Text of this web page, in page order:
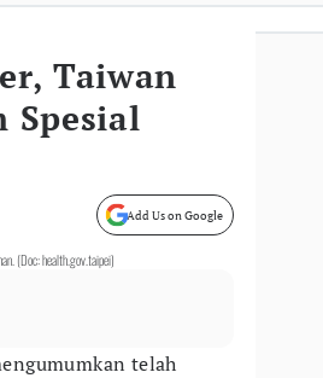
Taiwan
Spesial
Add Us on Google
(Doc: health.gov.taipei)
telah